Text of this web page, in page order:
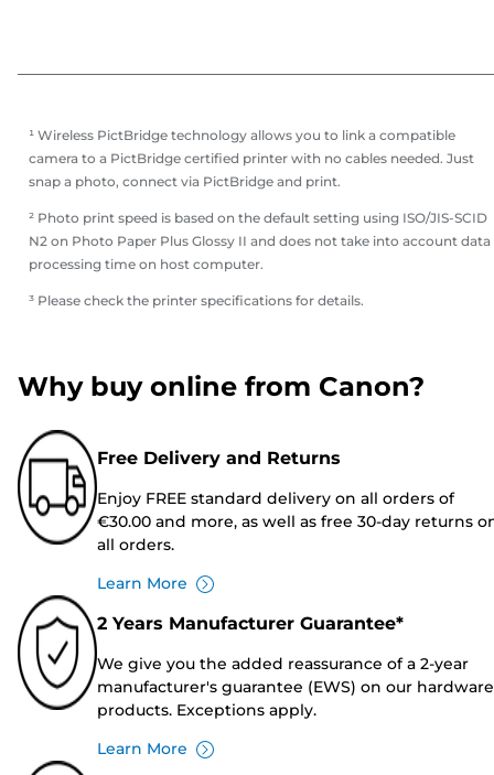
¹ Wireless PictBridge technology allows you to link a compatible
camera to a PictBridge certified printer with no cables needed. Just
snap a photo, connect via PictBridge and print.
² Photo print speed is based on the default setting using ISO/JIS-SCID
N2 on Photo Paper Plus Glossy II and does not take into account data
processing time on host computer.
³ Please check the printer specifications for details.
Why buy online from Canon?
Free Delivery and Returns
Enjoy FREE standard delivery on all orders of
€30.00 and more, as well as free 30-day returns
all orders.
Learn More
2 Years Manufacturer Guarantee*
We give you the added reassurance of a 2-year
manufacturer's guarantee (EWS) on our hardware
products. Exceptions apply.
Learn More